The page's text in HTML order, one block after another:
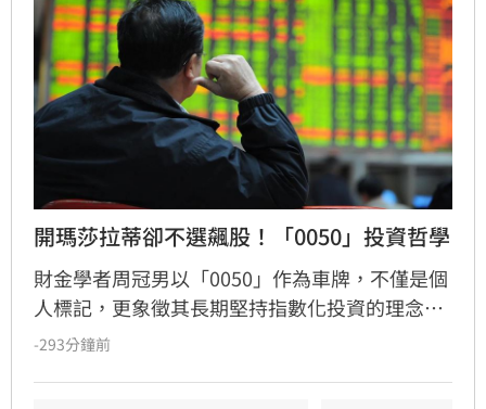
開瑪莎拉蒂卻不選飆股！「0050」投資哲學
財金學者周冠男以「0050」作為車牌，不僅是個
人標記，更象徵其長期堅持指數化投資的理念。
他透過學術研究與親身實踐發現，頻繁選股難以
-293分鐘前